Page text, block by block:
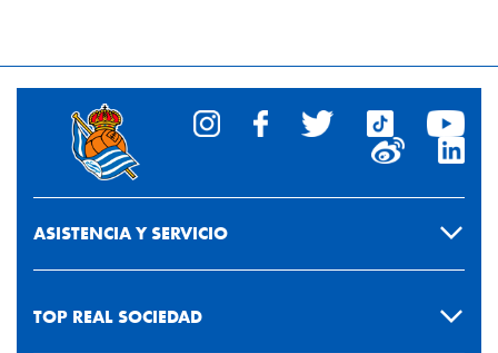
ASISTENCIA Y SERVICIO
TOP REAL SOCIEDAD